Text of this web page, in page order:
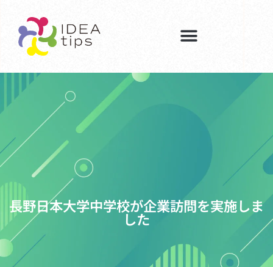
長野日本大学中学校が企業訪問を実施しま
した